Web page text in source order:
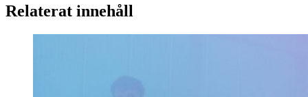
Relaterat innehåll